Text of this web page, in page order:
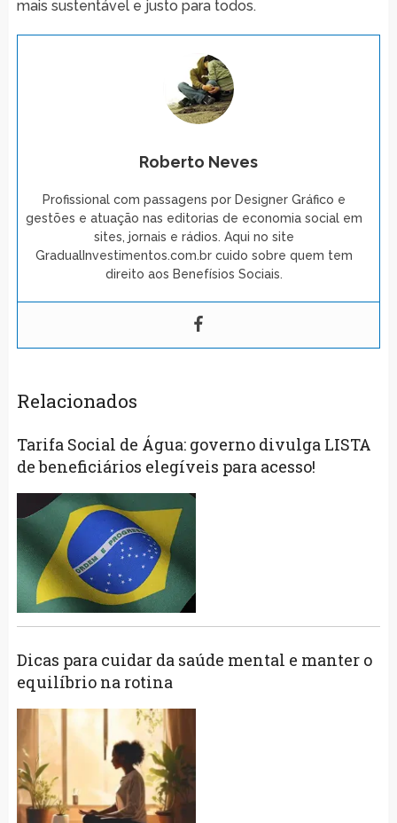
mais sustentável e justo para todos.
Roberto Neves
Profissional com passagens por Designer Gráfico e
gestões e atuação nas editorias de economia social em
sites, jornais e rádios. Aqui no site
GradualInvestimentos.com.br cuido sobre quem tem
direito aos Benefísios Sociais.
Relacionados
Tarifa Social de Água: governo divulga LISTA
de beneficiários elegíveis para acesso!
Dicas para cuidar da saúde mental e manter o
equilíbrio na rotina